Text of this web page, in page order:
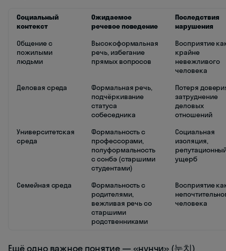
Социальный
контекст
Ожидаемое
речевое поведение
Последствия
нарушения
Общение с
пожилыми
людьми
Высокоформальная
речь, избегание
прямых вопросов
Восприятие
крайне
невежливого
человека
Деловая среда
Формальная речь,
подчёркивание
статуса
собеседника
Потеря
затруднение
деловых
отношений
Университетская
среда
Формальность с
профессорами,
полуформальность
с сонбэ (старшими
студентами)
Социальная
изоляция,
ущерб
Семейная среда
Формальность с
родителями,
вежливая речь со
старшими
родственниками
Восприятие
человека
Ещё одно важное понятие — «нунчи» (눈치)